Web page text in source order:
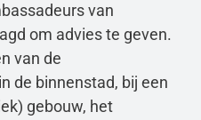
van
om advies te geven.
van de
de binnenstad, bij een
gebouw, het